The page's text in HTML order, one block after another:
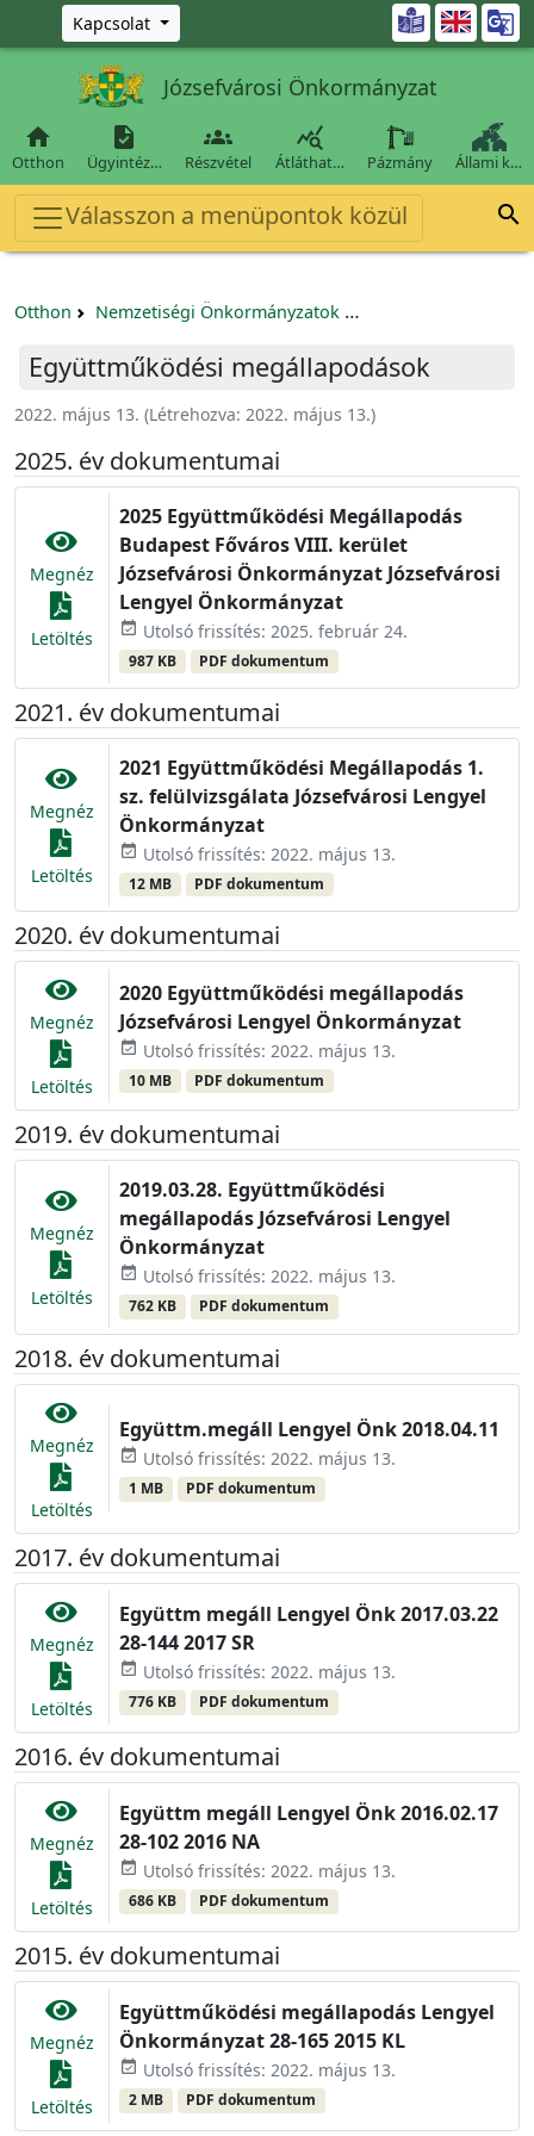
Ugrás a fő tartalomra
Kapcsolat 
Józsefvárosi Önkormányzat

Otthon

Ügyintéz…

Részvétel

Átláthat… Pázmány Állami k…
Válasszon a menüpontok közül 
Otthon Nemzetiségi Önkormányzatok
Együttműködési megállapodások
2022. május 13. (Létrehozva: 2022. május 13.)
2025. év dokumentumai
Megnéz
Letöltés
2025 Együttműködési Megállapodás
Budapest Főváros VIII. kerület
Józsefvárosi Önkormányzat Józsefvárosi
Lengyel Önkormányzat
event_available Utolsó frissítés: 2025. február 24.
987 KB PDF dokumentum
2021. év dokumentumai
Megnéz
Letöltés
2021 Együttműködési Megállapodás 1.
sz. felülvizsgálata Józsefvárosi Lengyel
Önkormányzat
event_available Utolsó frissítés: 2022. május 13.
12 MB PDF dokumentum
2020. év dokumentumai
Megnéz
Letöltés
2020 Együttműködési megállapodás
Józsefvárosi Lengyel Önkormányzat
event_available Utolsó frissítés: 2022. május 13.
10 MB PDF dokumentum
2019. év dokumentumai
Megnéz
Letöltés
2019.03.28. Együttműködési
megállapodás Józsefvárosi Lengyel
Önkormányzat
event_available Utolsó frissítés: 2022. május 13.
762 KB PDF dokumentum
2018. év dokumentumai
Megnéz
Letöltés
Együttm.megáll Lengyel Önk 2018.04.11
event_available Utolsó frissítés: 2022. május 13.
1 MB PDF dokumentum
2017. év dokumentumai
Megnéz
Letöltés
Együttm megáll Lengyel Önk 2017.03.22
28-144 2017 SR
event_available Utolsó frissítés: 2022. május 13.
776 KB PDF dokumentum
2016. év dokumentumai
Megnéz
Letöltés
Együttm megáll Lengyel Önk 2016.02.17
28-102 2016 NA
event_available Utolsó frissítés: 2022. május 13.
686 KB PDF dokumentum
2015. év dokumentumai
Megnéz
Letöltés
Együttműködési megállapodás Lengyel
Önkormányzat 28-165 2015 KL
event_available Utolsó frissítés: 2022. május 13.
2 MB PDF dokumentum